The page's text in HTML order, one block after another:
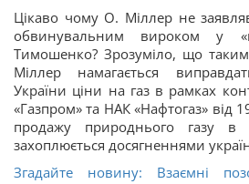
Цікаво чому О. Міллер не
обвинувальним вироком у
Тимошенко? Зрозуміло, що
Міллер намагається
України ціни на газ в рамках
«Газпром» та НАК «Нафтогаз» від
продажу природнього газу
захоплюється досягненнями
Згадайте новину: Взаємні